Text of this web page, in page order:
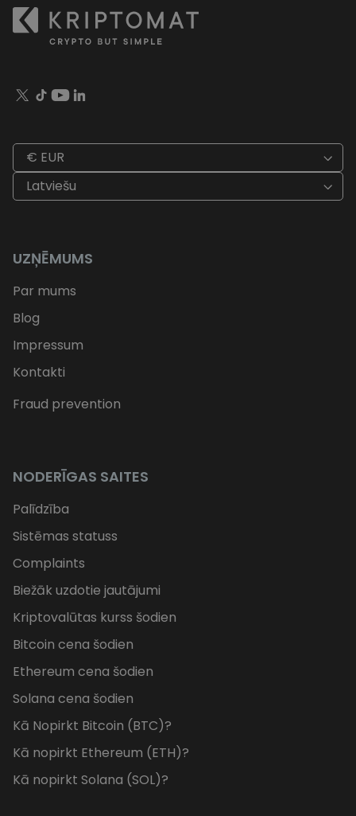
€ EUR
Latviešu
UZŅĒMUMS
Par mums
Blog
Impressum
Kontakti
Fraud prevention
NODERĪGAS SAITES
Palīdzība
Sistēmas statuss
Complaints
Biežāk uzdotie jautājumi
Kriptovalūtas kurss šodien
Bitcoin cena šodien
Ethereum cena šodien
Solana cena šodien
Kā Nopirkt Bitcoin (BTC)?
Kā nopirkt Ethereum (ETH)?
Kā nopirkt Solana (SOL)?